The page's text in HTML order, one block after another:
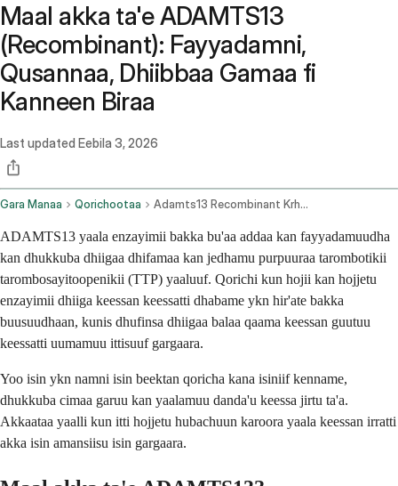
Maal akka ta'e ADAMTS13
(Recombinant): Fayyadamni,
Qusannaa, Dhiibbaa Gamaa fi
Kanneen Biraa
Last updated Eebila 3, 2026
Gara Manaa Qorichootaa Adamts13 Recombinant Krhn Intravenous Route
ADAMTS13 yaala enzayimii bakka bu'aa addaa kan fayyadamuudha
kan dhukkuba dhiigaa dhifamaa kan jedhamu purpuuraa tarombotikii
tarombosayitoopenikii (TTP) yaaluuf. Qorichi kun hojii kan hojjetu
enzayimii dhiiga keessan keessatti dhabame ykn hir'ate bakka
buusuudhaan, kunis dhufinsa dhiigaa balaa qaama keessan guutuu
keessatti uumamuu ittisuuf gargaara.
Yoo isin ykn namni isin beektan qoricha kana isiniif kenname,
dhukkuba cimaa garuu kan yaalamuu danda'u keessa jirtu ta'a.
Akkaataa yaalli kun itti hojjetu hubachuun karoora yaala keessan irratti
akka isin amansiisu isin gargaara.